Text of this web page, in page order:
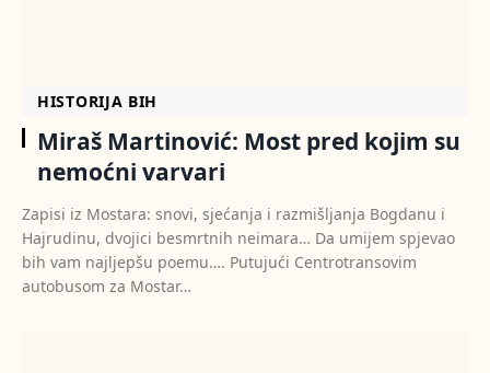
HISTORIJA BIH
Miraš Martinović: Most pred kojim su
nemoćni varvari
Zapisi iz Mostara: snovi, sjećanja i razmišljanja Bogdanu i
Hajrudinu, dvojici besmrtnih neimara… Da umijem spjevao
bih vam najljepšu poemu…. Putujući Centrotransovim
autobusom za Mostar…